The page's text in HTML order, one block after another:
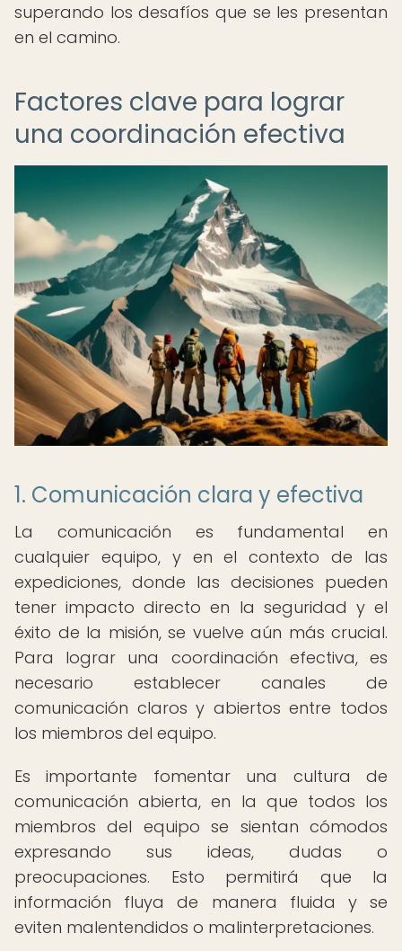
superando los desafíos que se les presentan
en el camino.
Factores clave para lograr
una coordinación efectiva
1. Comunicación clara y efectiva
La comunicación es fundamental en
cualquier equipo, y en el contexto de las
expediciones, donde las decisiones pueden
tener impacto directo en la seguridad y el
éxito de la misión, se vuelve aún más crucial.
Para lograr una coordinación efectiva, es
necesario establecer canales de
comunicación claros y abiertos entre todos
los miembros del equipo.
Es importante fomentar una cultura de
comunicación abierta, en la que todos los
miembros del equipo se sientan cómodos
expresando sus ideas, dudas o
preocupaciones. Esto permitirá que la
información fluya de manera fluida y se
eviten malentendidos o malinterpretaciones.